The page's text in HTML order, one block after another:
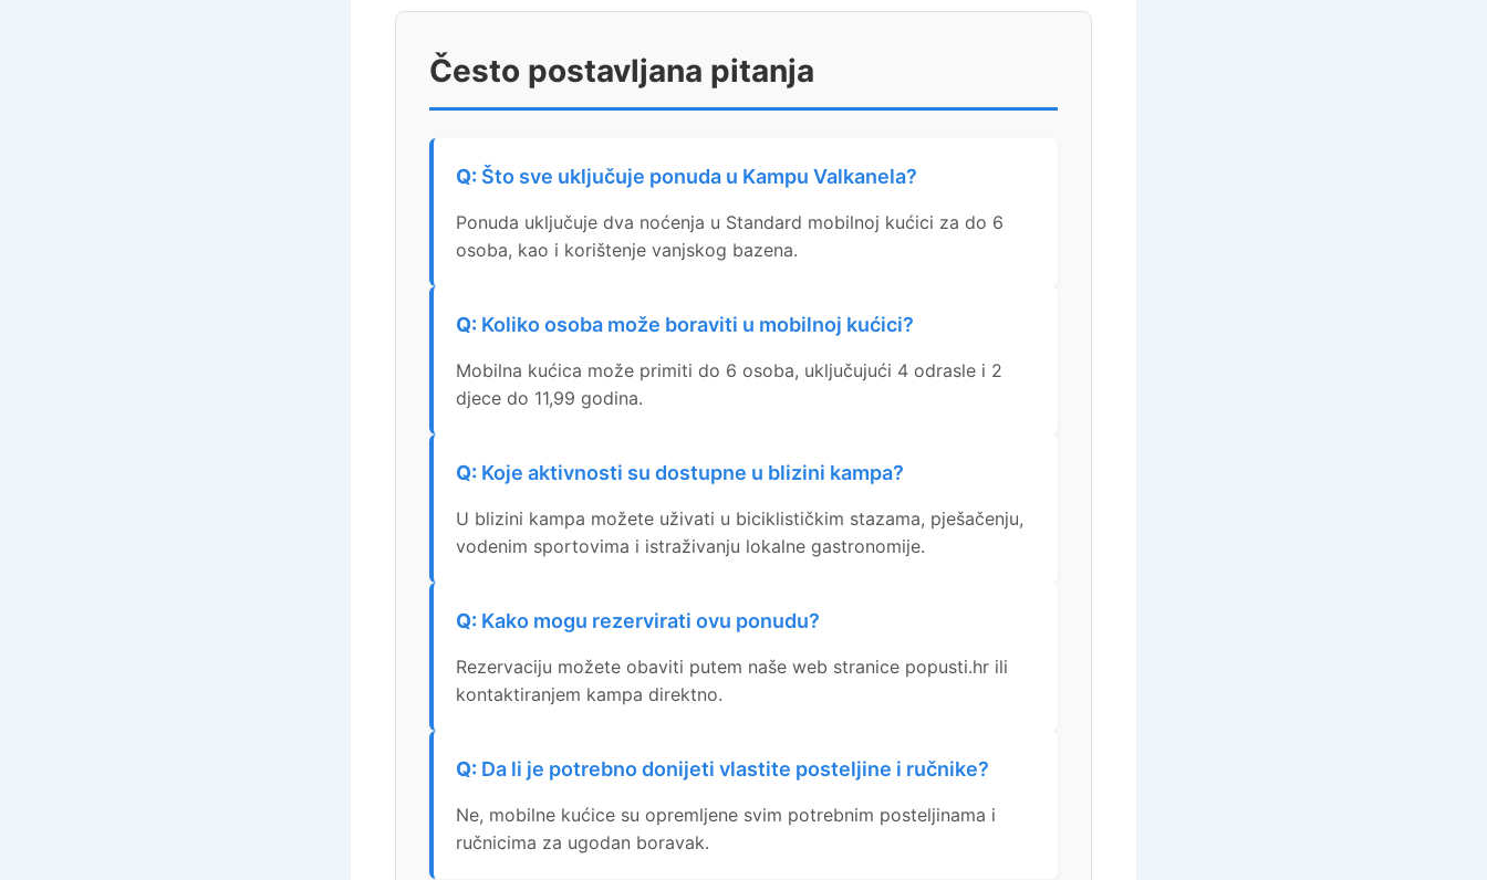
Često postavljana pitanja
Što sve uključuje ponuda u Kampu Valkanela?
Ponuda uključuje dva noćenja u Standard mobilnoj kućici za do 6
osoba, kao i korištenje vanjskog bazena.
Koliko osoba može boraviti u mobilnoj kućici?
Mobilna kućica može primiti do 6 osoba, uključujući 4 odrasle i 2
djece do 11,99 godina.
Koje aktivnosti su dostupne u blizini kampa?
U blizini kampa možete uživati u biciklističkim stazama, pješačenju,
vodenim sportovima i istraživanju lokalne gastronomije.
Kako mogu rezervirati ovu ponudu?
Rezervaciju možete obaviti putem naše web stranice popusti.hr ili
kontaktiranjem kampa direktno.
Da li je potrebno donijeti vlastite posteljine i ručnike?
Ne, mobilne kućice su opremljene svim potrebnim posteljinama i
ručnicima za ugodan boravak.